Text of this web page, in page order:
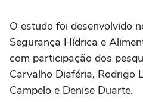
O estudo foi desenvolvido
Segurança Hídrica e
com participação dos
Carvalho Diaféria, Rodrigo
Campelo e Denise Duarte.